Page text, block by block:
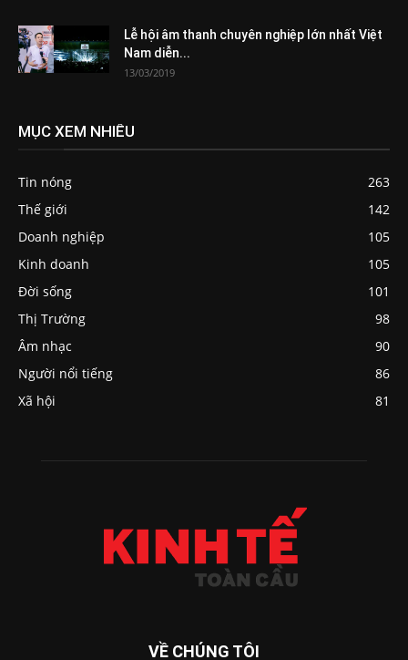
Lễ hội âm thanh chuyên nghiệp lớn nhất Việt
Nam diễn...
13/03/2019
MỤC XEM NHIỀU
Tin nóng
263
Thế giới
142
Doanh nghiệp
105
Kinh doanh
105
Đời sống
101
Thị Trường
98
Âm nhạc
90
Người nổi tiếng
86
Xã hội
81
VỀ CHÚNG TÔI